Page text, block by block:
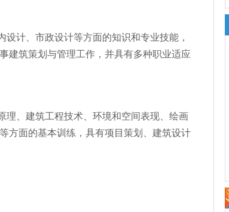
计、市政设计等方面的知识和专业技能，
建筑策划与管理工作，并具有多种职业适应
理、建筑工程技术、环境和空间表现、绘画
方面的基本训练，具有项目策划、建筑设计